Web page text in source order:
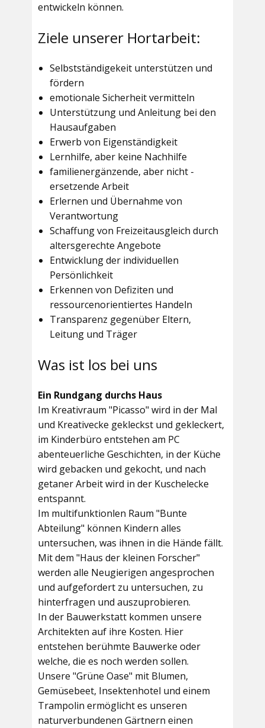
entwickeln können.
Ziele unserer Hortarbeit:
Selbstständigekeit unterstützen und
fördern
emotionale Sicherheit vermitteln
Unterstützung und Anleitung bei den
Hausaufgaben
Erwerb von Eigenständigkeit
Lernhilfe, aber keine Nachhilfe
familienergänzende, aber nicht -
ersetzende Arbeit
Erlernen und Übernahme von
Verantwortung
Schaffung von Freizeitausgleich durch
altersgerechte Angebote
Entwicklung der individuellen
Persönlichkeit
Erkennen von Defiziten und
ressourcenorientiertes Handeln
Transparenz gegenüber Eltern,
Leitung und Träger
Was ist los bei uns
Ein Rundgang durchs Haus
Im Kreativraum "Picasso" wird in der Mal
und Kreativecke gekleckst und gekleckert,
im Kinderbüro entstehen am PC
abenteuerliche Geschichten, in der Küche
wird gebacken und gekocht, und nach
getaner Arbeit wird in der Kuschelecke
entspannt.
Im multifunktionlen Raum "Bunte
Abteilung" können Kindern alles
untersuchen, was ihnen in die Hände fällt.
Mit dem "Haus der kleinen Forscher"
werden alle Neugierigen angesprochen
und aufgefordert zu untersuchen, zu
hinterfragen und auszuprobieren.
In der Bauwerkstatt kommen unsere
Architekten auf ihre Kosten. Hier
entstehen berühmte Bauwerke oder
welche, die es noch werden sollen.
Unsere "Grüne Oase" mit Blumen,
Gemüsebeet, Insektenhotel und einem
Trampolin ermöglicht es unseren
naturverbundenen Gärtnern einen